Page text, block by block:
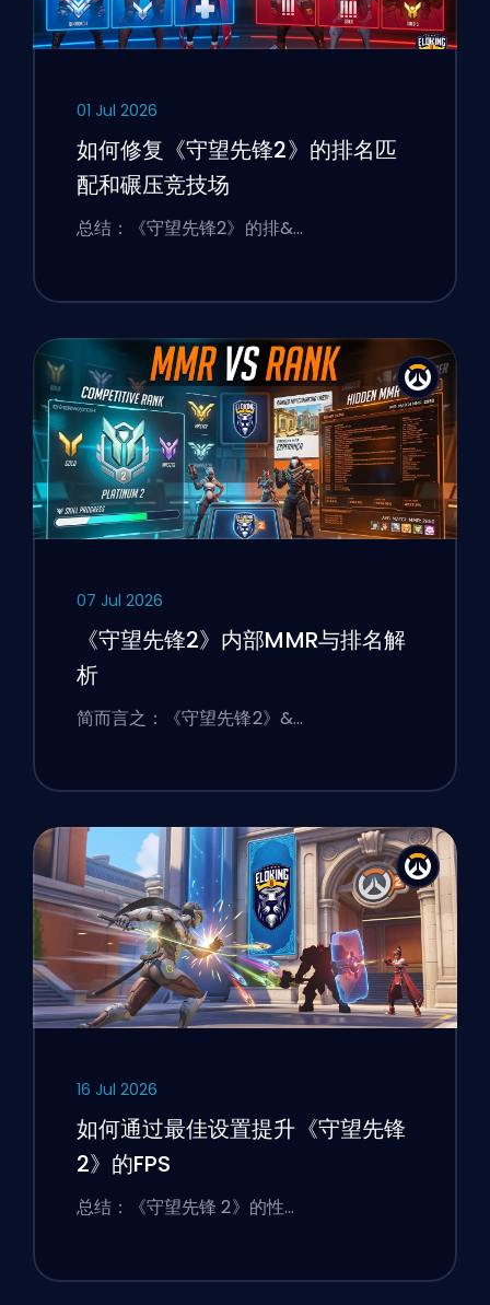
01 Jul 2026
如何修复《守望先锋2》的排名匹
配和碾压竞技场
总结：《守望先锋2》的排&…
07 Jul 2026
《守望先锋2》内部MMR与排名解
析
简而言之：《守望先锋2》&…
16 Jul 2026
如何通过最佳设置提升《守望先锋
2》的FPS
总结：《守望先锋 2》的性…